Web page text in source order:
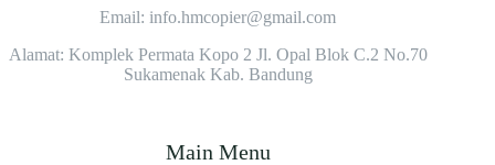
Email: info.hmcopier@gmail.com
Alamat: Komplek Permata Kopo 2 Jl. Opal Blok C.2 No.70
Sukamenak Kab. Bandung
Main Menu